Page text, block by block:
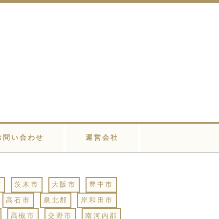
問い合わせ 運営会社
茨木市 大阪市
豊中市
高石市
泉北郡
岸和田市
高槻市
交野市 南河内郡